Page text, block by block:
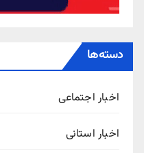
دسته‌ها
اخبار اجتماعی
اخبار استانی